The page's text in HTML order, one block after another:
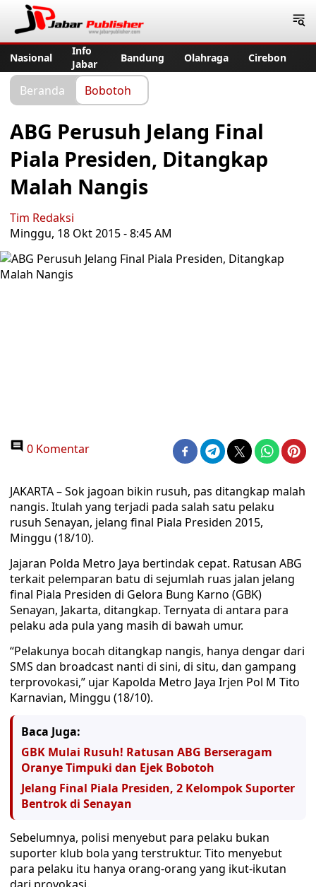
Nasional
Info
Jabar
Bandung Olahraga Cirebon
Beranda Bobotoh
ABG Perusuh Jelang Final
Piala Presiden, Ditangkap
Malah Nangis
Tim Redaksi
Minggu, 18 Okt 2015 - 8:45 AM
0 Komentar
JAKARTA – Sok jagoan bikin rusuh, pas ditangkap malah
nangis. Itulah yang terjadi pada salah satu pelaku
rusuh Senayan, jelang final Piala Presiden 2015,
Minggu (18/10).
Jajaran Polda Metro Jaya bertindak cepat. Ratusan ABG
terkait pelemparan batu di sejumlah ruas jalan jelang
final Piala Presiden di Gelora Bung Karno (GBK)
Senayan, Jakarta, ditangkap. Ternyata di antara para
pelaku ada pula yang masih di bawah umur.
“Pelakunya bocah ditangkap nangis, hanya dengar dari
SMS dan broadcast nanti di sini, di situ, dan gampang
terprovokasi,” ujar Kapolda Metro Jaya Irjen Pol M Tito
Karnavian, Minggu (18/10).
Baca Juga:
GBK Mulai Rusuh! Ratusan ABG Berseragam
Oranye Timpuki dan Ejek Bobotoh
Jelang Final Piala Presiden, 2 Kelompok Suporter
Bentrok di Senayan
Sebelumnya, polisi menyebut para pelaku bukan
suporter klub bola yang terstruktur. Tito menyebut
para pelaku itu hanya orang-orang yang ikut-ikutan